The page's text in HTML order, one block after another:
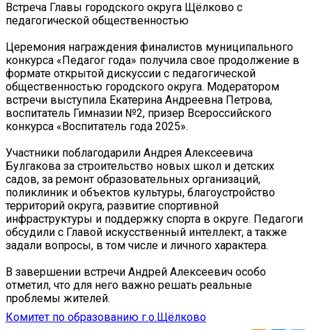
Встреча Главы городского округа Щёлково с
педагогической общественностью
Церемония награждения финалистов муниципального
конкурса «Педагог года» получила свое продолжение в
формате открытой дискуссии с педагогической
общественностью городского округа. Модератором
встречи выступила Екатерина Андреевна Петрова,
воспитатель Гимназии №2, призер Всероссийского
конкурса «Воспитатель года 2025».
Участники поблагодарили Андрея Алексеевича
Булгакова за строительство новых школ и детских
садов, за ремонт образовательных организаций,
поликлиник и объектов культуры, благоустройство
территорий округа, развитие спортивной
инфраструктуры и поддержку спорта в округе. Педагоги
обсудили с Главой искусственный интеллект, а также
задали вопросы, в том числе и личного характера.
В завершении встречи Андрей Алексеевич особо
отметил, что для него важно решать реальные
проблемы жителей.
Комитет по образованию г.о.Щёлково